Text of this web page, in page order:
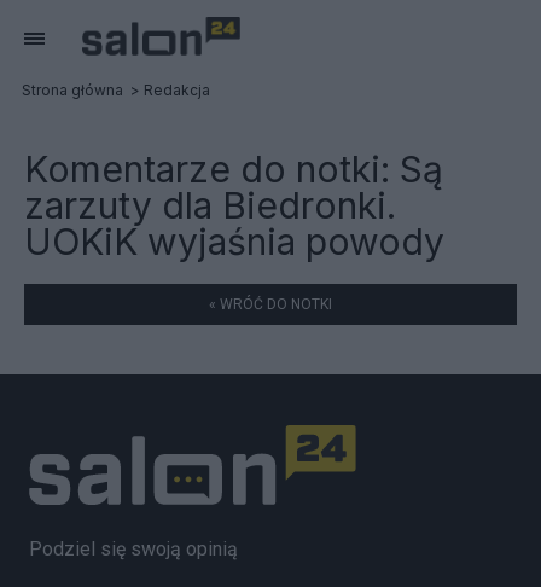
Strona główna Redakcja
Komentarze do notki: Są
zarzuty dla Biedronki.
UOKiK wyjaśnia powody
« WRÓĆ DO NOTKI
Podziel się swoją opinią